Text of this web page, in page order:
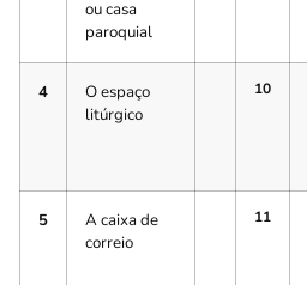
ou casa
paroquial
4
O espaço
litúrgico
10
5
A caixa de
correio
11